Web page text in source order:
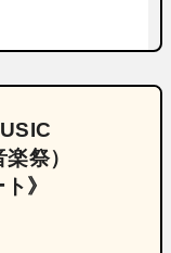
祭）
》